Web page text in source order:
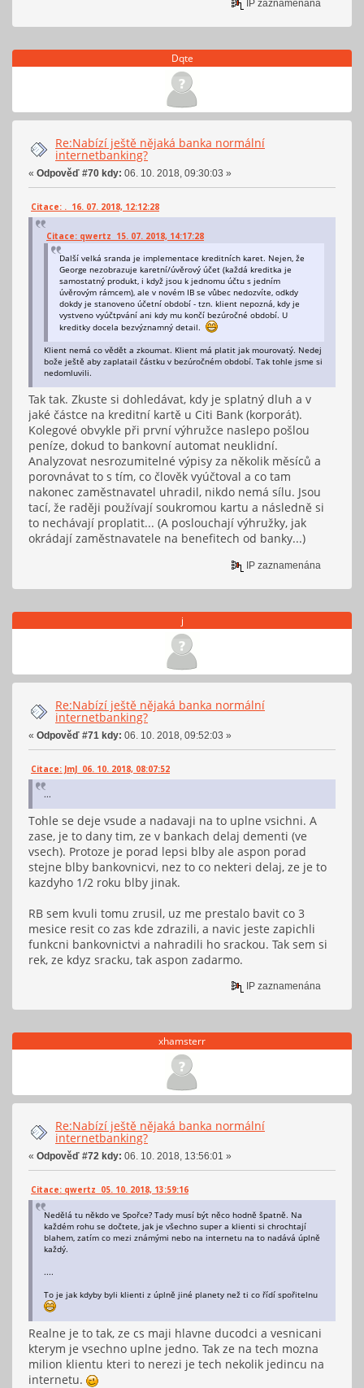
IP zaznamenána
Dqte
Re:Nabízí ještě nějaká banka normální
internetbanking?
« Odpověď #70 kdy: 06. 10. 2018, 09:30:03 »
Citace: . 16. 07. 2018, 12:12:28
Citace: qwertz 15. 07. 2018, 14:17:28
Další velká sranda je implementace kreditních karet. Nejen, že
George nezobrazuje karetní/úvěrový účet (každá kreditka je
samostatný produkt, i když jsou k jednomu účtu s jedním
úvěrovým rámcem), ale v novém IB se vůbec nedozvíte, odkdy
dokdy je stanoveno účetní období - tzn. klient nepozná, kdy je
vystveno vyúčtpvání ani kdy mu končí bezúročné období. U
kreditky docela bezvýznamný detail.
Klient nemá co vědět a zkoumat. Klient má platit jak mourovatý. Nedej
bože ještě aby zaplatail částku v bezúročném období. Tak tohle jsme si
nedomluvili.
Tak tak. Zkuste si dohledávat, kdy je splatný dluh a v
jaké částce na kreditní kartě u Citi Bank (korporát).
Kolegové obvykle při první výhružce naslepo pošlou
peníze, dokud to bankovní automat neuklidní.
Analyzovat nesrozumitelné výpisy za několik měsíců a
porovnávat to s tím, co člověk vyúčtoval a co tam
nakonec zaměstnavatel uhradil, nikdo nemá sílu. Jsou
tací, že raději používají soukromou kartu a následně si
to nechávají proplatit... (A poslouchají výhružky, jak
okrádají zaměstnavatele na benefitech od banky...)
IP zaznamenána
j
Re:Nabízí ještě nějaká banka normální
internetbanking?
« Odpověď #71 kdy: 06. 10. 2018, 09:52:03 »
Citace: JmJ 06. 10. 2018, 08:07:52
...
Tohle se deje vsude a nadavaji na to uplne vsichni. A
zase, je to dany tim, ze v bankach delaj dementi (ve
vsech). Protoze je porad lepsi blby ale aspon porad
stejne blby bankovnicvi, nez to co nekteri delaj, ze je to
kazdyho 1/2 roku blby jinak.
RB sem kvuli tomu zrusil, uz me prestalo bavit co 3
mesice resit co zas kde zdrazili, a navic jeste zapichli
funkcni bankovnictvi a nahradili ho srackou. Tak sem si
rek, ze kdyz sracku, tak aspon zadarmo.
IP zaznamenána
xhamsterr
Re:Nabízí ještě nějaká banka normální
internetbanking?
« Odpověď #72 kdy: 06. 10. 2018, 13:56:01 »
Citace: qwertz 05. 10. 2018, 13:59:16
Nedělá tu někdo ve Spořce? Tady musí být něco hodně špatně. Na
každém rohu se dočtete, jak je všechno super a klienti si chrochtají
blahem, zatím co mezi známými nebo na internetu na to nadává úplně
každý.
....
To je jak kdyby byli klienti z úplně jiné planety než ti co řídí spořitelnu
Realne je to tak, ze cs maji hlavne ducodci a vesnicani
kterym je vsechno uplne jedno. Tak ze na tech mozna
milion klientu kteri to nerezi je tech nekolik jedincu na
internetu.